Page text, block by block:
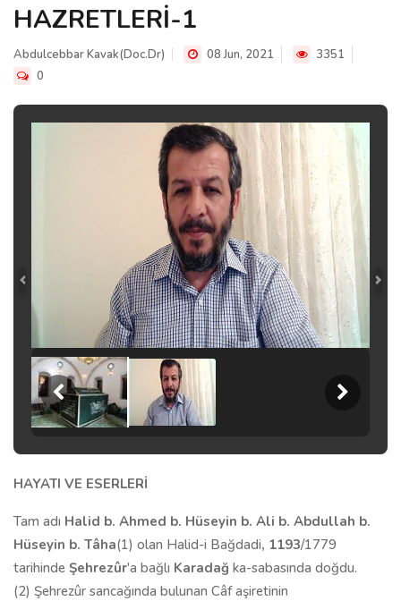
HAZRETLERİ-1
Abdulcebbar Kavak(Doc.Dr) 08 Jun, 2021
3351
0
HAYATI VE ESERLERİ
Tam adı Halid b. Ahmed b. Hüseyin b. Ali b. Abdullah b.
Hüseyin b. Tâha(1) olan Halid-i Bağdadi, 1193/1779
tarihinde Şehrezûr'a bağlı Karadağ ka-sabasında doğdu.
(2) Şehrezûr sancağında bulunan Câf aşiretinin